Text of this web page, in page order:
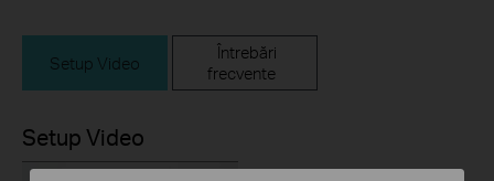
Setup Video
Întrebări
frecvente
Setup Video